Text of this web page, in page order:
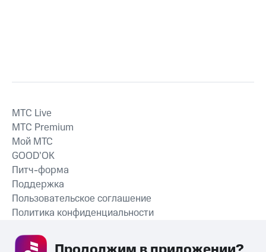
СКАЧАТЬ ПРИЛОЖЕНИЕ
MTС Live
MTС Premium
Мой МТС
GOOD’OK
Питч-форма
Поддержка
Пользовательское соглашение
Политика конфиденциальности